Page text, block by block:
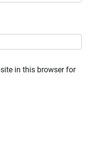
in this browser for